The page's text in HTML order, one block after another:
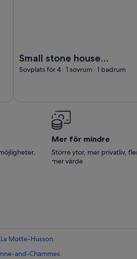
Small stone house
near a pond
Sovplats för 4 · 1 sovrum · 1 badrum
Mer för mindre
Större ytor, mer privatliv,
mer värde
Motte-Husson
and-Chammes